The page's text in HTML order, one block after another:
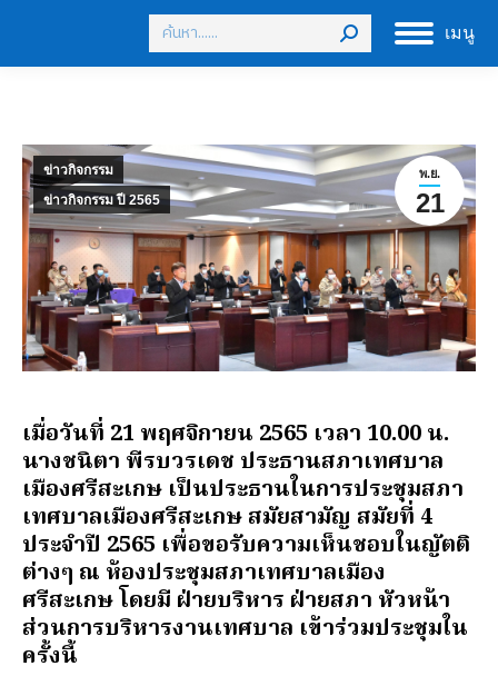
เมนู
Search:
พ.ย.
21
ข่าวกิจกรรม
ข่าวกิจกรรม ปี 2565
เมื่อวันที่ 21 พฤศจิกายน 2565 เวลา 10.00 น.
นางชนิตา พีรบวรเดช ประธานสภาเทศบาล
เมืองศรีสะเกษ เป็นประธานในการประชุมสภา
เทศบาลเมืองศรีสะเกษ สมัยสามัญ สมัยที่ 4
ประจำปี 2565 เพื่อขอรับความเห็นชอบในญัตติ
ต่างๆ ณ ห้องประชุมสภาเทศบาลเมือง
ศรีสะเกษ โดยมี ฝ่ายบริหาร ฝ่ายสภา หัวหน้า
ส่วนการบริหารงานเทศบาล เข้าร่วมประชุมใน
ครั้งนี้